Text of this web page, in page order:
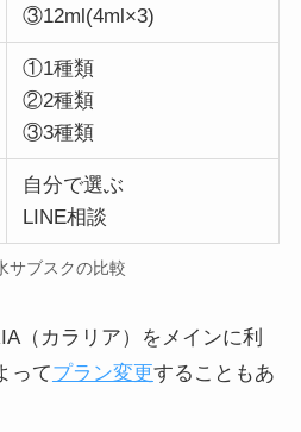
③12ml(4ml×3)
①1種類
②2種類
③3種類
自分で選ぶ
LINE相談
サブスクの比較
（カラリア）をメインに利
ってプラン変更することもあ